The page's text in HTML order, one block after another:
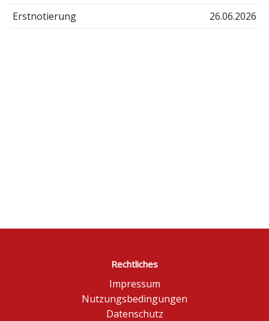
Erstnotierung
26.06.2026
Rechtliches
Impressum
Nutzungsbedingungen
Datenschutz